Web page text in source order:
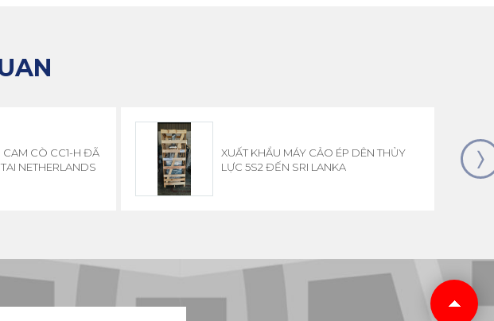
CAM CÒ CC1-H ĐÃ
NETHERLANDS
XUẤT KHẨU MÁY CẢO ÉP DÊN THỦY
LỰC 5S2 ĐẾN SRI LANKA